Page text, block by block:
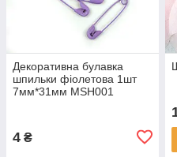
Декоративна булавка
шпильки фіолетова 1шт
7мм*31мм MSH001
4 ₴